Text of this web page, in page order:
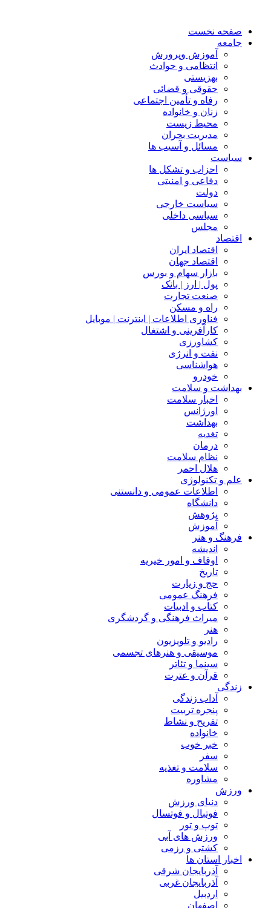
صفحه نخست
جامعه
آموزش وپرورش
انتظامی و حوادث
بهزیستی
حقوقی و قضائی
رفاه و تأمین اجتماعی
زنان و خانواده
محیط زیست
مدیریت بحران
مسائل و آسیب ها
سیاست
احزاب و تشکل ها
دفاعی و امنیتی
دولت
سیاست خارجی
سیاسی داخلی
مجلس
اقتصاد
اقتصاد ایران
اقتصاد جهان
بازار سهام و بورس
پول | ارز | بانک
صنعت تجارت
راه و مسکن
فناوری اطلاعات | اینترنت | موبایل
کارآفرینی و اشتغال
کشاورزی
نفت و انرژی
هواشناسی
خودرو
بهداشت و سلامت
اخبار سلامت
اورژانس
بهداشت
تغدیه
درمان
نظام سلامت
هلال احمر
علم و تکنولوژی
اطلاعات عمومی و دانستنی
دانشگاه
پژوهش
آموزش
فرهنگ و هنر
اندیشه
اوقاف و امور خیریه
تاریخ
حج و زیارت
فرهنگ عمومی
کتاب و ادبیات
میراث فرهنگی و گردشگری
هنر
رادیو و تلویزیون
موسیقی و هنرهای تجسمی
سینما و تئاتر
قرآن و عترت
زندگی
آداب زندگی
پنجره تربیت
تفریح و نشاط
خانواده
خبر خوب
سفر
سلامت و تغذیه
مشاوره
ورزش
دنیای ورزش
فوتبال و فوتسال
توپ و تور
ورزش های آبی
کشتی و رزمی
اخبار استان ها
آذربایجان شرقی
آذربایجان غربی
اردبیل
اصفهان